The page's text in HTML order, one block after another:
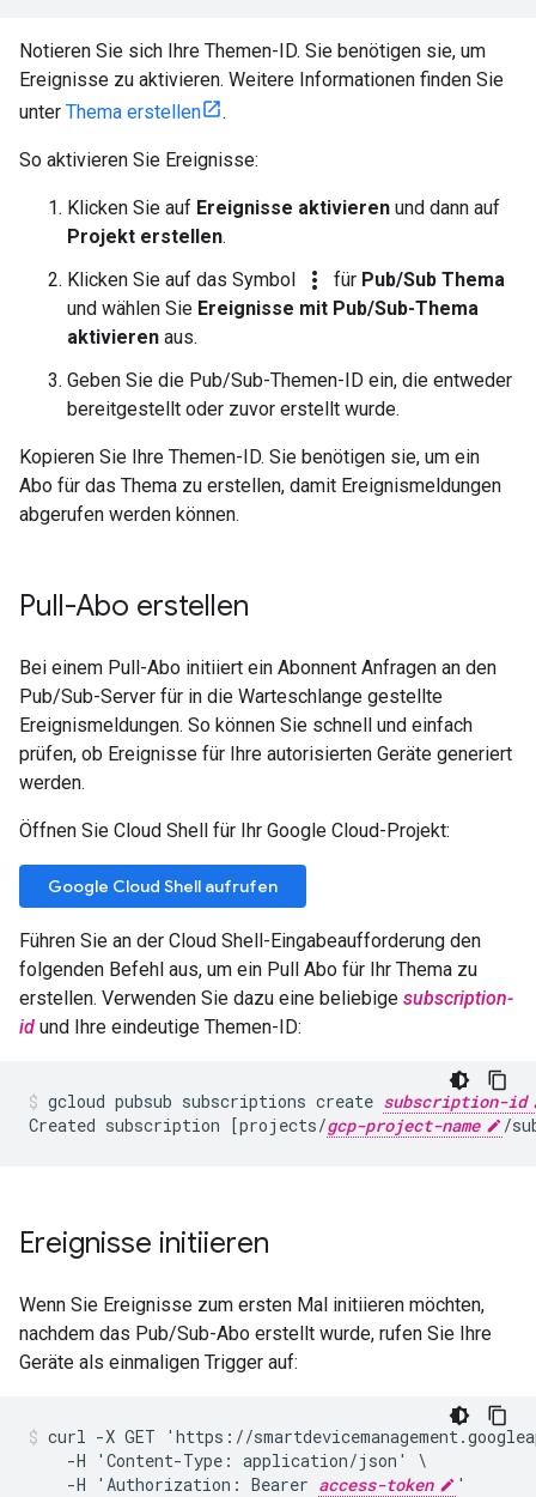
Notieren Sie sich Ihre Themen-ID. Sie benötigen sie, um
Ereignisse zu aktivieren. Weitere Informationen finden Sie
unter Thema erstellen .
So aktivieren Sie Ereignisse:
Klicken Sie auf Ereignisse aktivieren und dann auf
Projekt erstellen.
Klicken Sie auf das Symbol
more_vert für Pub/Sub Thema
und wählen Sie Ereignisse mit Pub/Sub-Thema
aktivieren aus.
Geben Sie die Pub/Sub-Themen-ID ein, die entweder
bereitgestellt oder zuvor erstellt wurde.
Kopieren Sie Ihre Themen-ID. Sie benötigen sie, um ein
Abo für das Thema zu erstellen, damit Ereignismeldungen
abgerufen werden können.
Pull-Abo erstellen
Bei einem Pull-Abo initiiert ein Abonnent Anfragen an den
Pub/Sub-Server für in die Warteschlange gestellte
Ereignismeldungen. So können Sie schnell und einfach
prüfen, ob Ereignisse für Ihre autorisierten Geräte generiert
werden.
Öffnen Sie Cloud Shell für Ihr Google Cloud-Projekt:
Google Cloud Shell aufrufen
Führen Sie an der Cloud Shell-Eingabeaufforderung den
folgenden Befehl aus, um ein Pull Abo für Ihr Thema zu
erstellen. Verwenden Sie dazu eine beliebige subscription-
id und Ihre eindeutige Themen-ID:
gcloud pubsub subscriptions create subscription-id
Created subscription [projects/gcp-project-name /
Ereignisse initiieren
Wenn Sie Ereignisse zum ersten Mal initiieren möchten,
nachdem das Pub/Sub-Abo erstellt wurde, rufen Sie Ihre
Geräte als einmaligen Trigger auf:
curl -X GET 'https://
    -H 'Content-Type: application/json' \
    -H 'Authorization: Bearer
access-token '